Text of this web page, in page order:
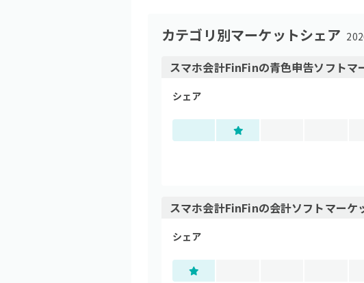
カテゴリ別マーケットシェア
スマホ会計FinFinの青色申告ソフトマ
シェア
スマホ会計FinFinの会計ソフトマーケ
シェア